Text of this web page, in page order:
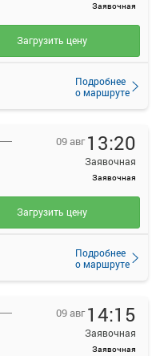
Заявочная
Подробнее
о маршруте
Загрузить цену
09 авг 13:20
Заявочная
Заявочная
Подробнее
о маршруте
Загрузить цену
09 авг 14:15
Заявочная
Заявочная